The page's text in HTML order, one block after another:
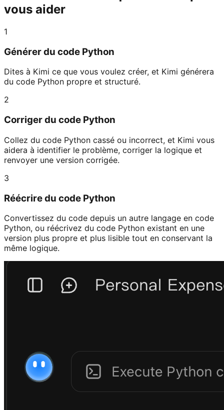
vous aider
1
Générer du code Python
Dites à Kimi ce que vous voulez créer, et Kimi générera
du code Python propre et structuré.
2
Corriger du code Python
Collez du code Python cassé ou incorrect, et Kimi vous
aidera à identifier le problème, corriger la logique et
renvoyer une version corrigée.
3
Réécrire du code Python
Convertissez du code depuis un autre langage en code
Python, ou réécrivez du code Python existant en une
version plus propre et plus lisible tout en conservant la
même logique.